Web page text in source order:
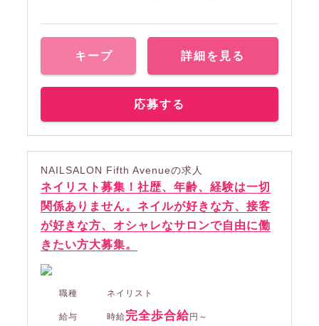
キープ 詳細を見る
応募する
NAILSALON Fifth Avenueの求人
ネイリスト募集！社歴、年齢、経験は一切
関係ありません。ネイルが好きな方、接客
が好きな方、オシャレなサロンで自由に働
きたい方大募集。
職種 ネイリスト
給与 時給完全歩合給円～